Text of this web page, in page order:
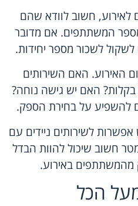
לאירוע, חשוב לוודא שהם
המשתתפים. אם מדובר
לשקול לשכור מספר יחידות.
האירוע. האם השירותים
בקלות? האם יש גישה נוחה?
להשפיע על בחירת הספק.
לשירותים ניידים עם
חשוב שיכול להוות הבדל
מהמשתתפים באירוע.
הכל